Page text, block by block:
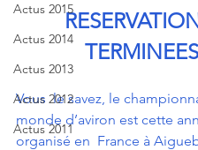
Actus 2015
Actus 2014
Actus 2013
Actus 2012
Actus 2011
TERMINEES
Vous  le savez, le
monde d’aviron est cette
organisé en  France à